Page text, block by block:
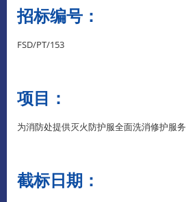
招标编号：
FSD/PT/153
项目：
为消防处提供灭火防护服全面洗消修护服务
截标日期：